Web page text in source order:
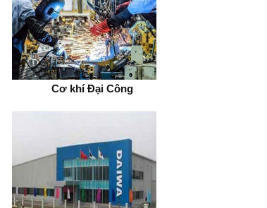
Cơ khí Đại Công